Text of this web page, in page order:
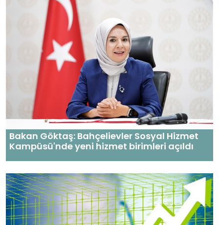
Bakan Göktaş: Bahçelievler Sosyal Hizmet
Kampüsü'nde yeni hizmet birimleri açıldı